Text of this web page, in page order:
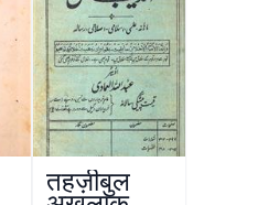
तहज़ीबुल